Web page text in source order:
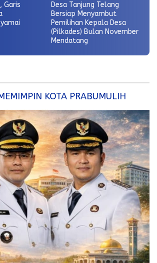
Garis
Desa Tanjung Telang
Bersiap Menyambut
Pemilihan Kepala Desa
(Pilkades) Bulan November
Mendatang
KOTA PRABUMULIH